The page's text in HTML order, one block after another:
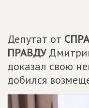
Депутат от
ПРАВДУ
доказал свою
добился